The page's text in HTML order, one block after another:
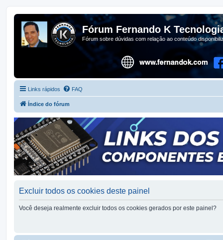
Fórum Fernando K
Fórum sobre dúvidas com relação ao conteúdo
Links rápidos FAQ
Índice do fórum
Excluir todos os cookies deste painel
Você deseja realmente excluir todos os cookies gerados por este painel?